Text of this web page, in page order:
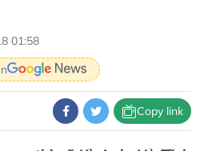
01:58
Copy link